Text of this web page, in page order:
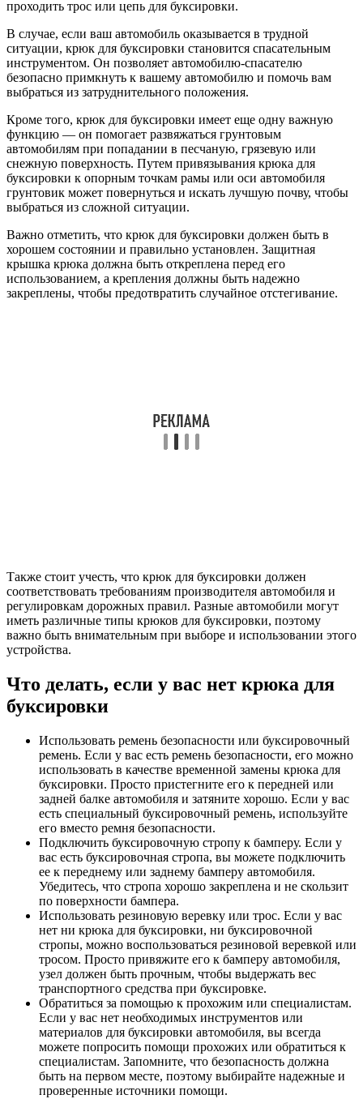
проходить трос или цепь для буксировки.
В случае, если ваш автомобиль оказывается в трудной
ситуации, крюк для буксировки становится спасательным
инструментом. Он позволяет автомобилю-спасателю
безопасно примкнуть к вашему автомобилю и помочь вам
выбраться из затруднительного положения.
Кроме того, крюк для буксировки имеет еще одну важную
функцию — он помогает развяжаться грунтовым
автомобилям при попадании в песчаную, грязевую или
снежную поверхность. Путем привязывания крюка для
буксировки к опорным точкам рамы или оси автомобиля
грунтовик может повернуться и искать лучшую почву, чтобы
выбраться из сложной ситуации.
Важно отметить, что крюк для буксировки должен быть в
хорошем состоянии и правильно установлен. Защитная
крышка крюка должна быть откреплена перед его
использованием, а крепления должны быть надежно
закреплены, чтобы предотвратить случайное отстегивание.
Также стоит учесть, что крюк для буксировки должен
соответствовать требованиям производителя автомобиля и
регулировкам дорожных правил. Разные автомобили могут
иметь различные типы крюков для буксировки, поэтому
важно быть внимательным при выборе и использовании этого
устройства.
Что делать, если у вас нет крюка для
буксировки
Использовать ремень безопасности или буксировочный
ремень. Если у вас есть ремень безопасности, его можно
использовать в качестве временной замены крюка для
буксировки. Просто пристегните его к передней или
задней балке автомобиля и затяните хорошо. Если у вас
есть специальный буксировочный ремень, используйте
его вместо ремня безопасности.
Подключить буксировочную стропу к бамперу. Если у
вас есть буксировочная стропа, вы можете подключить
ее к переднему или заднему бамперу автомобиля.
Убедитесь, что стропа хорошо закреплена и не скользит
по поверхности бампера.
Использовать резиновую веревку или трос. Если у вас
нет ни крюка для буксировки, ни буксировочной
стропы, можно воспользоваться резиновой веревкой или
тросом. Просто привяжите его к бамперу автомобиля,
узел должен быть прочным, чтобы выдержать вес
транспортного средства при буксировке.
Обратиться за помощью к прохожим или специалистам.
Если у вас нет необходимых инструментов или
материалов для буксировки автомобиля, вы всегда
можете попросить помощи прохожих или обратиться к
специалистам. Запомните, что безопасность должна
быть на первом месте, поэтому выбирайте надежные и
проверенные источники помощи.